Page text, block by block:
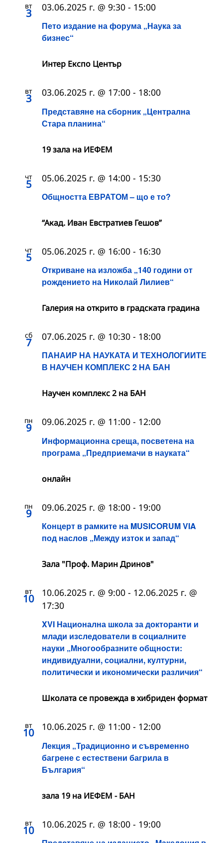
вт
3
Пето издание на форума „Наука за
бизнес“
03.06.2025 г. @ 9:30 - 15:00
Интер Експо Център
вт
3
Представяне на сборник „Централна
Стара планина“
03.06.2025 г. @ 17:00 - 18:00
19 зала на ИЕФЕМ
чт
5
Общността ЕВРАТОМ – що е то?
05.06.2025 г. @ 14:00 - 15:30
“Акад. Иван Евстратиев Гешов”
чт
5
Откриване на изложба „140 години от
рождението на Николай Лилиев“
05.06.2025 г. @ 16:00 - 16:30
Галерия на открито в градската градина
сб
7
ПАНАИР НА НАУКАТА И ТЕХНОЛОГИИТЕ
В НАУЧЕН КОМПЛЕКС 2 НА БАН
07.06.2025 г. @ 10:30 - 18:00
Научен комплекс 2 на БАН
пн
9
Информационна среща, посветена на
програма „Предприемачи в науката“
09.06.2025 г. @ 11:00 - 12:00
онлайн
пн
9
Концерт в рамките на MUSICORUM VIA
под наслов „Между изток и запад“
09.06.2025 г. @ 18:00 - 19:00
Зала "Проф. Марин Дринов"
вт
10
XVI Национална школа за докторанти и
млади изследователи в социалните
науки „Многообразните общности:
индивидуални, социални, културни,
политически и икономически различия“
10.06.2025 г. @ 9:00 - 12.06.2025 г. @
17:30
Школата се провежда в хибриден формат
вт
10
Лекция „Традиционно и съвременно
багрене с естествени багрила в
България“
10.06.2025 г. @ 11:00 - 12:00
зала 19 на ИЕФЕМ - БАН
вт
10 10.06.2025 г. @ 18:00 - 19:00